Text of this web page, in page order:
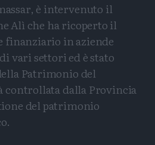
è intervenuto il
Alì che ha ricoperto il
finanziario in aziende
vari settori ed è stato
Patrimonio del
controllata dalla Provincia
del patrimonio